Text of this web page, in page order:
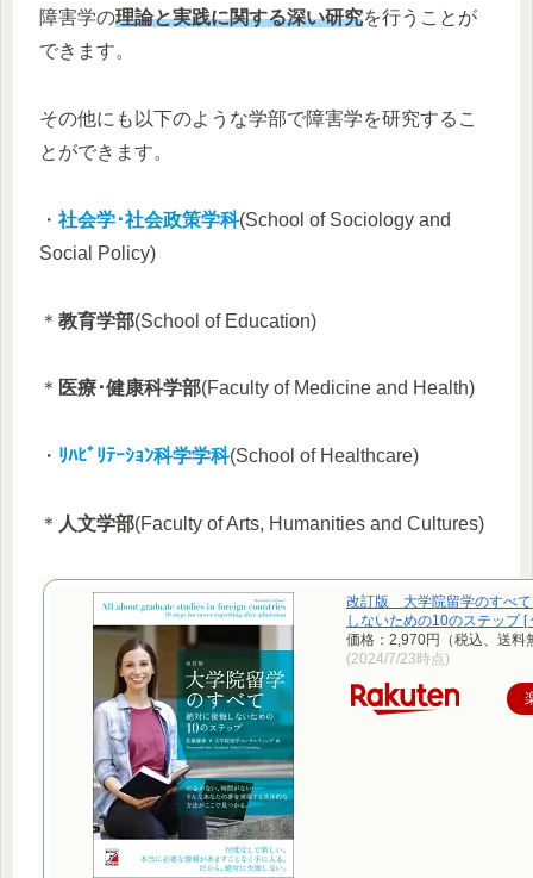
障害学の理論と実践に関する深い研究を行うことが
できます。
その他にも以下のような学部で障害学を研究するこ
とができます。
・ 社会学･社会政策学科(School of Sociology and
Social Policy)
＊ 教育学部(School of Education)
＊ 医療･健康科学部(Faculty of Medicine and Health)
・ ﾘﾊﾋﾞﾘﾃｰｼｮﾝ科学学科(School of Healthcare)
＊ 人文学部(Faculty of Arts, Humanities and Cultures)
改訂版 大学院留学のすべ
しないための10のステップ [
価格：2,970円（税込、送料
(2024/7/23時点)